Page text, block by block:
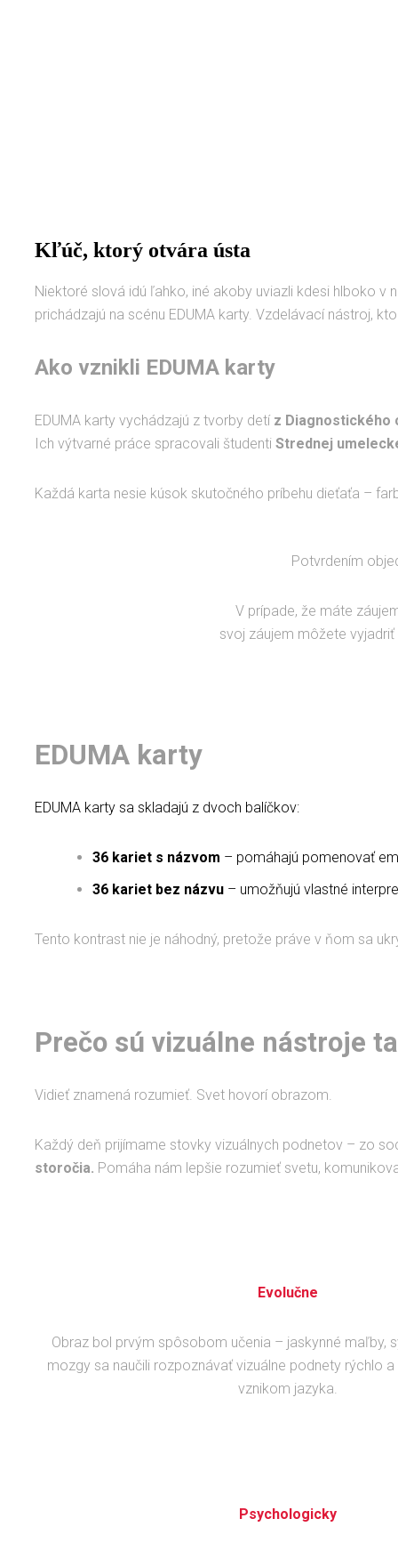
Kľúč, ktorý otvára ústa
Niektoré slová idú ľahko, iné akoby uviazli kdesi hlboko
prichádzajú na scénu EDUMA karty. Vzdelávací nástroj,
Ako vznikli EDUMA karty
EDUMA karty vychádzajú z tvorby detí z Diagnostického
Ich výtvarné práce spracovali študenti Strednej
Každá karta nesie kúsok skutočného príbehu dieťaťa –
Potvrdením
V prípade, že máte
svoj záujem môžete
EDUMA karty
EDUMA karty sa skladajú z dvoch balíčkov:
36 kariet s názvom – pomáhajú pomenovať
36 kariet bez názvu – umožňujú vlastné
Tento kontrast nie je náhodný, pretože práve v ňom sa
Prečo sú vizuálne nástroje
Vidieť znamená rozumieť. Svet hovorí obrazom.
Každý deň prijímame stovky vizuálnych podnetov – zo
storočia. Pomáha nám lepšie rozumieť svetu,
Evolučne
Obraz bol prvým spôsobom učenia – jaskynné maľby,
mozgy sa naučili rozpoznávať vizuálne podnety rýchlo
vznikom jazyka.
Psychologicky